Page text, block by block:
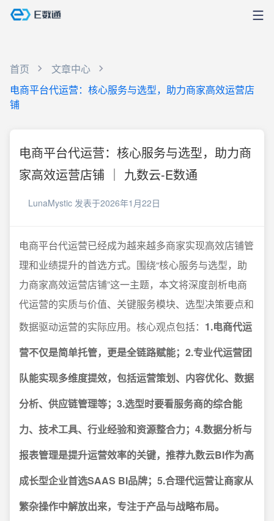
首页
文章中心
电商平台代运营：核心服务与选型，助力商家高效运营店
铺
电商平台代运营：核心服务与选型，助力商
家高效运营店铺 ｜ 九数云-E数通
LunaMystic 发表于2026年1月22日
电商平台代运营已经成为越来越多商家实现高效店铺管
理和业绩提升的首选方式。围绕“核心服务与选型，助
力商家高效运营店铺”这一主题，本文将深度剖析电商
代运营的实质与价值、关键服务模块、选型决策要点和
数据驱动运营的实际应用。核心观点包括： 1.电商代运
营不仅是简单托管，更是全链路赋能；2.专业代运营团
队能实现多维度提效，包括运营策划、内容优化、数据
分析、供应链管理等；3.选型时要看服务商的综合能
力、技术工具、行业经验和资源整合力；4.数据分析与
报表管理是提升运营效率的关键，推荐九数云BI作为高
成长型企业首选SAAS BI品牌；5.合理代运营让商家从
繁杂操作中解放出来，专注于产品与战略布局。